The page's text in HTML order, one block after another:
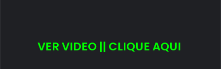
VER VIDEO || CLIQUE AQUI